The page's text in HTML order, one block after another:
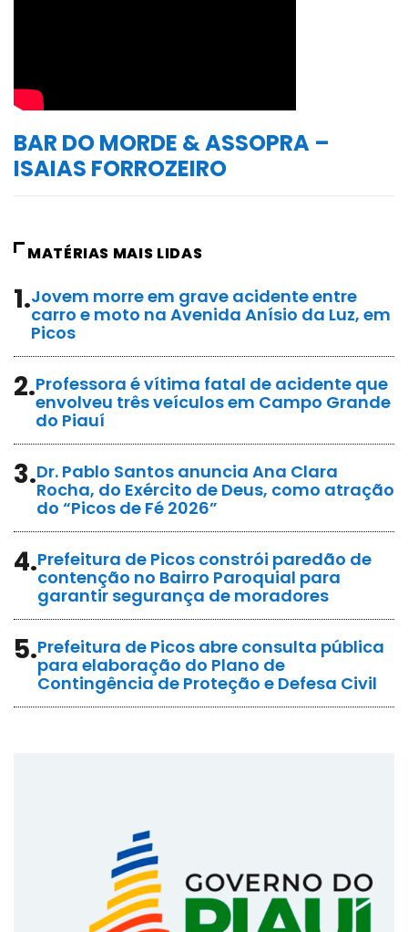
BAR DO MORDE & ASSOPRA –
ISAIAS FORROZEIRO
MATÉRIAS MAIS LIDAS
1.Jovem morre em grave acidente entre
carro e moto na Avenida Anísio da Luz, em
Picos
2.Professora é vítima fatal de acidente que
envolveu três veículos em Campo Grande
do Piauí
3.Dr. Pablo Santos anuncia Ana Clara
Rocha, do Exército de Deus, como atração
do “Picos de Fé 2026”
4.Prefeitura de Picos constrói paredão de
contenção no Bairro Paroquial para
garantir segurança de moradores
5.Prefeitura de Picos abre consulta pública
para elaboração do Plano de
Contingência de Proteção e Defesa Civil